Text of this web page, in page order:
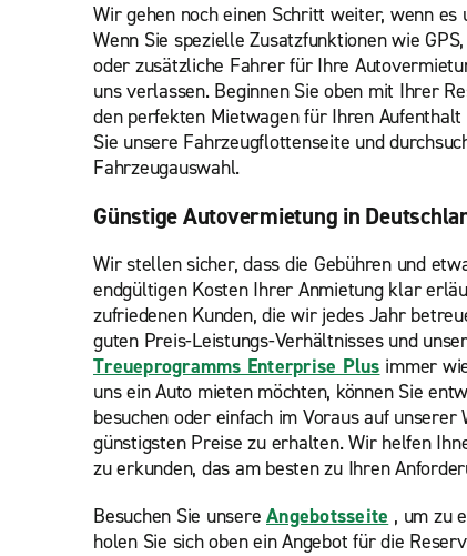
Wir gehen noch einen Schritt weiter, wenn es
Wenn Sie spezielle Zusatzfunktionen wie
oder zusätzliche Fahrer für Ihre
uns verlassen. Beginnen Sie oben mit Ihrer
den perfekten Mietwagen für Ihren
Sie unsere Fahrzeugflottenseite und
Fahrzeugauswahl.
Günstige Autovermietung in
Wir stellen sicher, dass die Gebühren und
endgültigen Kosten Ihrer Anmietung klar
zufriedenen Kunden, die wir jedes Jahr
guten Preis-Leistungs-Verhältnisses und
Treueprogramms Enterprise Plus immer
uns ein Auto mieten möchten, können Sie
besuchen oder einfach im Voraus auf unserer
günstigsten Preise zu erhalten. Wir helfen
zu erkunden, das am besten zu Ihren
Besuchen Sie unsere Angebotsseite , um zu
holen Sie sich oben ein Angebot für die